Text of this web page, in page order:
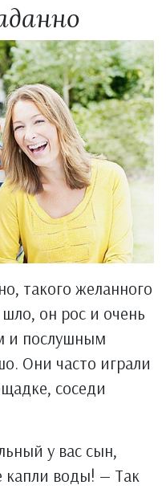
такого желанного
он рос и очень
и послушным
Они часто играли
соседи
у вас сын,
капли воды! — Так